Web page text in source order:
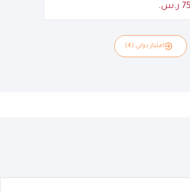
امتياز دولي (4)